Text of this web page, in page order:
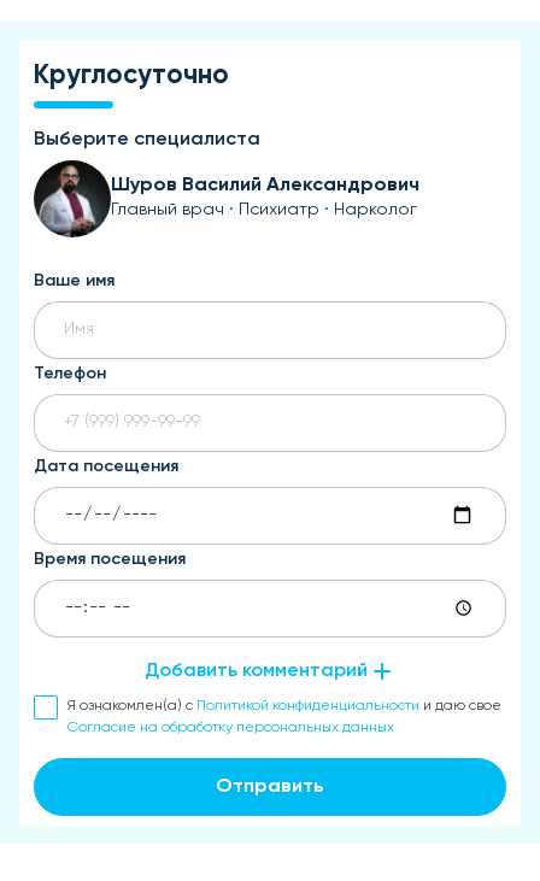
Круглосуточно
Выберите специалиста
Шуров Василий Александрович
Главный врач · Психиатр · Нарколог
Ваше имя
Телефон
Дата посещения
Время посещения
Добавить комментарий
Я ознакомлен(а) с Политикой конфиденциальности и даю свое
Согласие на обработку персональных данных
Отправить